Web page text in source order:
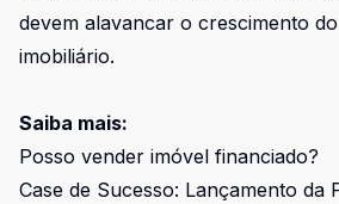
devem alavancar o crescimento
imobiliário.
Saiba mais:
Posso vender imóvel financiado?
Case de Sucesso: Lançamento da